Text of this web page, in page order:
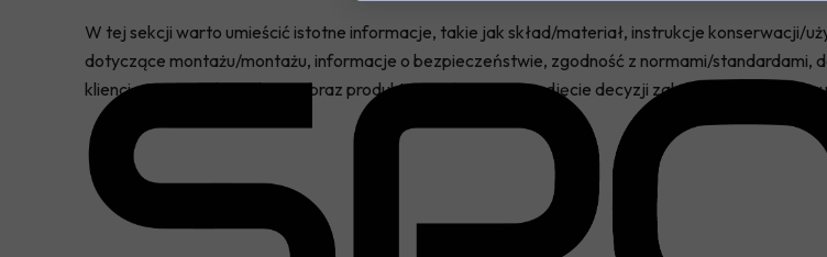
W tej sekcji warto umieścić istotne informacje, takie jak skład/materiał, instrukcje konserwacji/
dotyczące montażu/montażu, informacje o bezpieczeństwie, zgodność z normami/standardami,
klienci otrzymują kompletny obraz produktu, co ułatwia im podjęcie decyzji zakupowej i buduje